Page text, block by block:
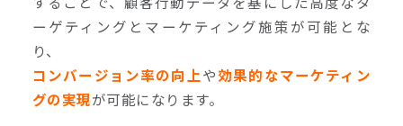
ーゲティングとマーケティング施策が可能とな
り、
コンバージョン率の向上や効果的なマーケティン
グの実現が可能になります。